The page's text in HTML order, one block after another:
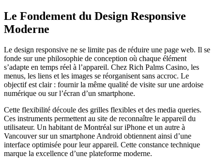
Le Fondement du Design Responsive
Moderne
Le design responsive ne se limite pas de réduire une page web. Il se
fonde sur une philosophie de conception où chaque élément
s’adapte en temps réel à l’appareil. Chez Rich Palms Casino, les
menus, les liens et les images se réorganisent sans accroc. Le
objectif est clair : fournir la même qualité de visite sur une ardoise
numérique ou sur l’écran d’un smartphone.
Cette flexibilité découle des grilles flexibles et des media queries.
Ces instruments permettent au site de reconnaître le appareil du
utilisateur. Un habitant de Montréal sur iPhone et un autre à
Vancouver sur un smartphone Android obtiennent ainsi d’une
interface optimisée pour leur appareil. Cette constance technique
marque la excellence d’une plateforme moderne.